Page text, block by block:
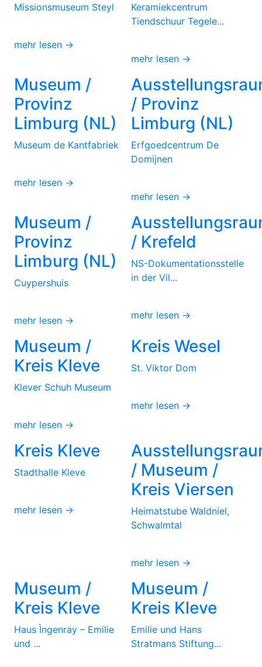
Missionsmuseum Steyl
mehr lesen →
Keramiekcentrum
Tiendschuur Tegele...
mehr lesen →
Museum /
Provinz
Limburg (NL)
Museum de Kantfabriek
mehr lesen →
/ Provinz
Limburg (NL)
Erfgoedcentrum De
Domijnen
mehr lesen →
Museum /
Provinz
Limburg (NL)
Cuypershuis
mehr lesen →
/ Krefeld
NS-Dokumentationsstelle
in der Vil...
mehr lesen →
Museum /
Kreis Kleve
Klever Schuh Museum
mehr lesen →
Kreis Wesel
St. Viktor Dom
mehr lesen →
Kreis Kleve
Stadthalle Kleve
mehr lesen →
/ Museum /
Kreis Viersen
Heimatstube Waldniel,
Schwalmtal
mehr lesen →
Museum /
Kreis Kleve
Haus Ìngenray – Emilie
und ...
Museum /
Kreis Kleve
Emilie und Hans
Stratmans Stiftung...